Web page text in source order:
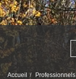
Accueil Professionnels